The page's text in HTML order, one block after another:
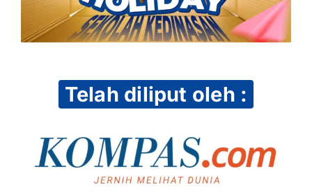
Telah diliput oleh :